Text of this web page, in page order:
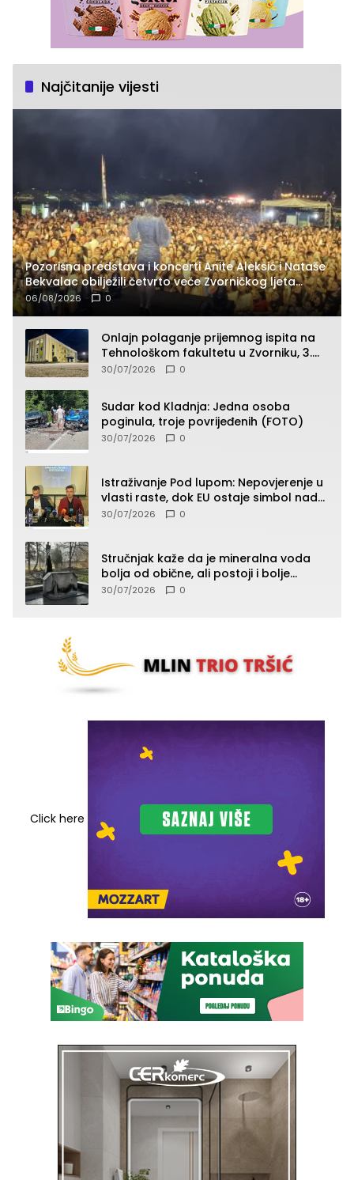
Najčitanije vijesti
Pozorišna predstava i koncerti Anite Aleksić i Nataše
Bekvalac obilježili četvrto veče Zvorničkog ljeta
(FOTO)
06/08/2026 0
Onlajn polaganje prijemnog ispita na
Tehnološkom fakultetu u Zvorniku, 3.
septembra u 9.00 časova
30/07/2026 0
Sudar kod Kladnja: Jedna osoba
poginula, troje povrijeđenih (FOTO)
30/07/2026 0
Istraživanje Pod lupom: Nepovjerenje u
vlasti raste, dok EU ostaje simbol nade
građana
30/07/2026 0
Stručnjak kaže da je mineralna voda
bolja od obične, ali postoji i bolje
rješenje
30/07/2026 0
Click here